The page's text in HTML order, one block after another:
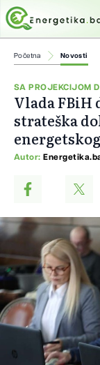
Početna Novosti
SA PROJEKCIJOM
Vlada FBiH
strateška
Autor: